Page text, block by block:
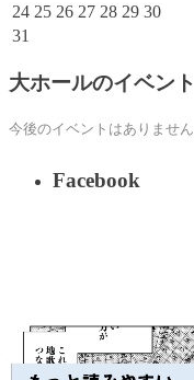
24 25 26 27 28 29 30
31
大ホールのイベント
今後のイベントはありません
Facebook